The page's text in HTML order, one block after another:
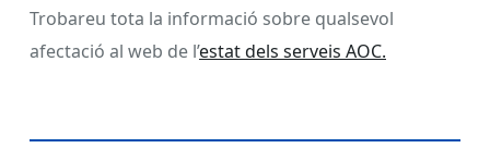
Trobareu tota la informació sobre qualsevol
afectació al web de l’estat dels serveis AOC.